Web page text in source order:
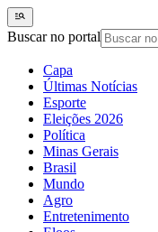
Buscar no portal
Capa
Últimas Notícias
Esporte
Eleições 2026
Política
Minas Gerais
Brasil
Mundo
Agro
Entretenimento